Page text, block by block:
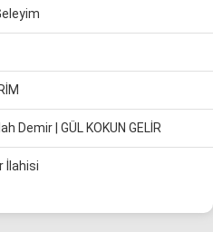
Demir | GÜL KOKUN GELİR
İlahisi